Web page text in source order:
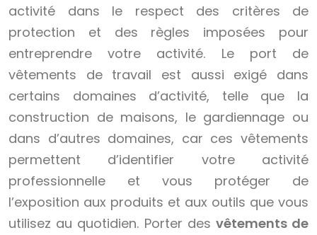
activité dans le respect des critères de
protection et des règles imposées pour
entreprendre votre activité. Le port de
vêtements de travail est aussi exigé dans
certains domaines d’activité, telle que la
construction de maisons, le gardiennage ou
dans d’autres domaines, car ces vêtements
permettent d’identifier votre activité
professionnelle et vous protéger de
l’exposition aux produits et aux outils que vous
utilisez au quotidien. Porter des vêtements de